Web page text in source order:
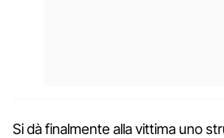
Si dà finalmente alla vittima uno